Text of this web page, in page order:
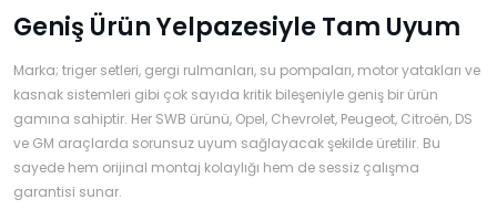
Giriş Yap
Yeni Hesap
Oluştur
› ›
MOTOR
YAĞI
›
K
KOMPLE
›
Ş
›
A
›
Geniş Ürün Yelpazesiyle Tam Uyum
Marka; triger setleri, gergi rulmanları, su pompaları, motor yatakları ve
kasnak sistemleri gibi çok sayıda kritik bileşeniyle geniş bir ürün
gamına sahiptir. Her SWB ürünü, Opel, Chevrolet, Peugeot, Citroën, DS
ve GM araçlarda sorunsuz uyum sağlayacak şekilde üretilir. Bu
sayede hem orijinal montaj kolaylığı hem de sessiz çalışma
garantisi sunar.